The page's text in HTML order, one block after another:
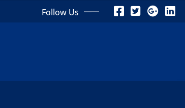
Follow Us